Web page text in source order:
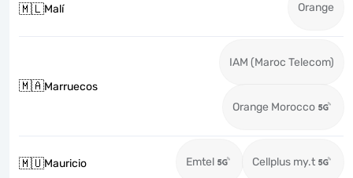
🇲🇱Malí Orange
🇲🇦Marruecos
IAM (Maroc Telecom)
Orange Morocco
🇲🇺Mauricio Emtel Cellplus my.t